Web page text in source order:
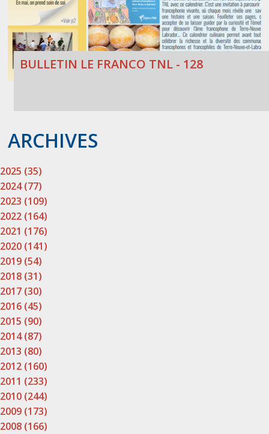
BULLETIN LE FRANCO TNL - 128
ARCHIVES
2025 (35)
2024 (77)
2023 (109)
2022 (164)
2021 (176)
2020 (141)
2019 (54)
2018 (31)
2017 (30)
2016 (45)
2015 (90)
2014 (87)
2013 (80)
2012 (160)
2011 (233)
2010 (244)
2009 (173)
2008 (166)